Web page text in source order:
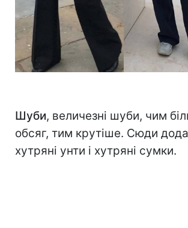
Шуби, величезні шуби, чим
обсяг, тим крутіше. Сюди
хутряні унти і хутряні сумки.